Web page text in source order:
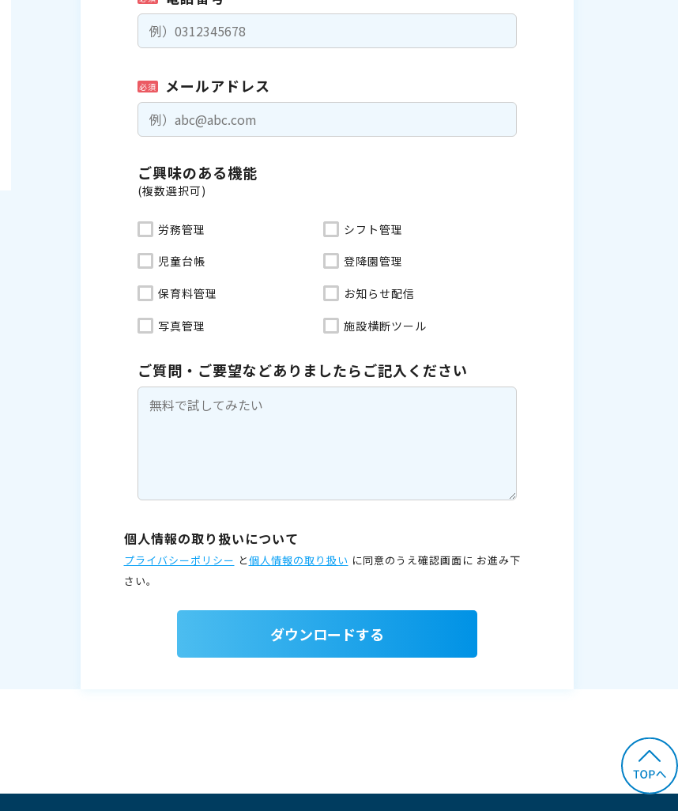
必須 メールアドレス
ご興味のある機能
(複数選択可)
労務管理 シフト管理
児童台帳 登降園管理
保育料管理 お知らせ配信
写真管理 施設横断ツール
ご質問・ご要望などありましたらご記入ください
個人情報の取り扱いについて
プライバシーポリシー と個人情報の取り扱い に同意のうえ確認画面に お進み下
さい。
ダウンロードする